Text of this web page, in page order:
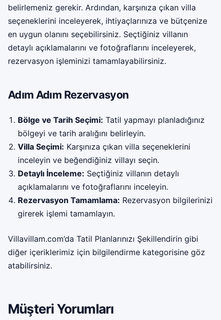
belirlemeniz gerekir. Ardından, karşınıza çıkan villa
seçeneklerini inceleyerek, ihtiyaçlarınıza ve bütçenize
en uygun olanını seçebilirsiniz. Seçtiğiniz villanın
detaylı açıklamalarını ve fotoğraflarını inceleyerek,
rezervasyon işleminizi tamamlayabilirsiniz.
Adım Adım Rezervasyon
Bölge ve Tarih Seçimi: Tatil yapmayı planladığınız
bölgeyi ve tarih aralığını belirleyin.
Villa Seçimi: Karşınıza çıkan villa seçeneklerini
inceleyin ve beğendiğiniz villayı seçin.
Detaylı İnceleme: Seçtiğiniz villanın detaylı
açıklamalarını ve fotoğraflarını inceleyin.
Rezervasyon Tamamlama: Rezervasyon bilgilerinizi
girerek işlemi tamamlayın.
Villavillam.com’da Tatil Planlarınızı Şekillendirin gibi
diğer içeriklerimiz için bilgilendirme kategorisine göz
atabilirsiniz.
Müşteri Yorumları